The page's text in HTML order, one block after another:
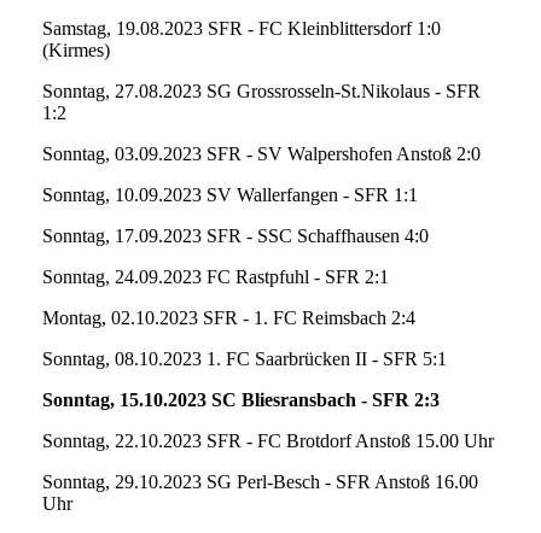
Samstag, 19.08.2023 SFR - FC Kleinblittersdorf 1:0
(Kirmes)
Sonntag, 27.08.2023 SG Grossrosseln-St.Nikolaus - SFR
1:2
Sonntag, 03.09.2023 SFR - SV Walpershofen Anstoß 2:0
Sonntag, 10.09.2023 SV Wallerfangen - SFR 1:1
Sonntag, 17.09.2023 SFR - SSC Schaffhausen 4:0
Sonntag, 24.09.2023 FC Rastpfuhl - SFR 2:1
Montag, 02.10.2023 SFR - 1. FC Reimsbach 2:4
Sonntag, 08.10.2023 1. FC Saarbrücken II - SFR 5:1
Sonntag, 15.10.2023 SC Bliesransbach - SFR 2:3
Sonntag, 22.10.2023 SFR - FC Brotdorf Anstoß 15.00 Uhr
Sonntag, 29.10.2023 SG Perl-Besch - SFR Anstoß 16.00
Uhr